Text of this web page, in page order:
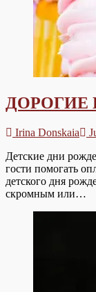
Irina Donskaia
Детские дни
гости помогать
детского дня
скромным или…